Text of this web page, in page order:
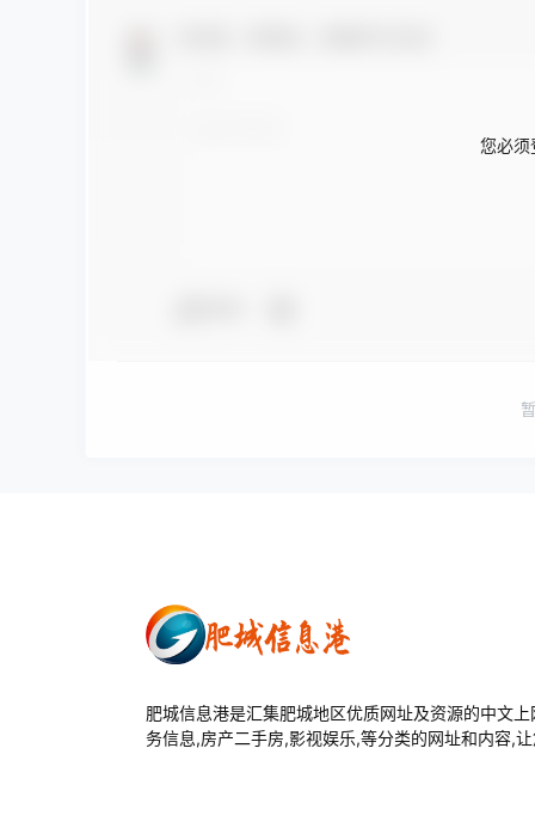
您必须
肥城信息港是汇集肥城地区优质网址及资源的中文
务信息,房产二手房,影视娱乐,等分类的网址和内容,